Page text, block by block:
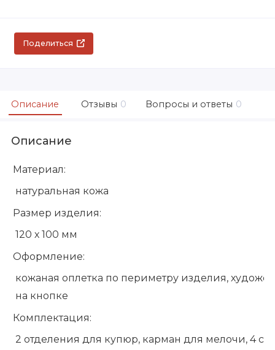
Поделиться
Описание Отзывы 0 Вопросы и ответы 0
Описание
Материал:
натуральная кожа
Размер изделия:
120 х 100 мм
Оформление:
кожаная оплетка по периметру изделия,
на кнопке
Комплектация:
2 отделения для купюр, карман для мелочи, 4